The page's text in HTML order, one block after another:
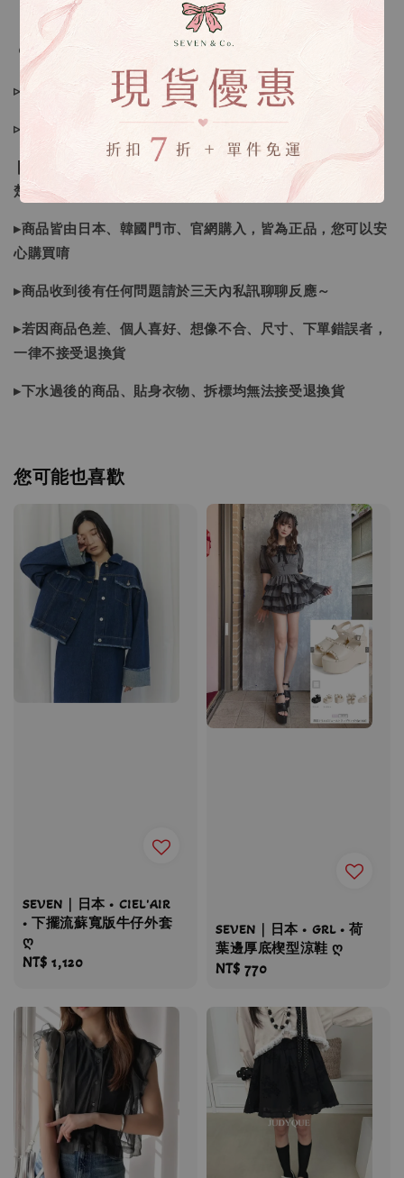
🔍IG搜尋：Sevenjewelry.co
▹現貨商品１～３日內寄出
▹預購商品７～２１日（不含假日）寄出，如遇缺貨請見諒！
❙ 本賣場不接受下標後要求取消訂單（下標前請三思與看清
楚）❙
▸商品皆由日本、韓國門市、官網購入，皆為正品，您可以安
心購買唷
▸商品收到後有任何問題請於三天內私訊聊聊反應～
▸若因商品色差、個人喜好、想像不合、尺寸、下單錯誤者，
一律不接受退換貨
▸下水過後的商品、貼身衣物、拆標均無法接受退換貨
您可能也喜歡
SEVEN｜日本 • CIEL'AIR
• 下擺流蘇寬版牛仔外套
ღ
Regular
NT$ 1,120
SEVEN｜日本 • GRL • 荷
葉邊厚底楔型涼鞋 ღ
Regular
NT$ 770